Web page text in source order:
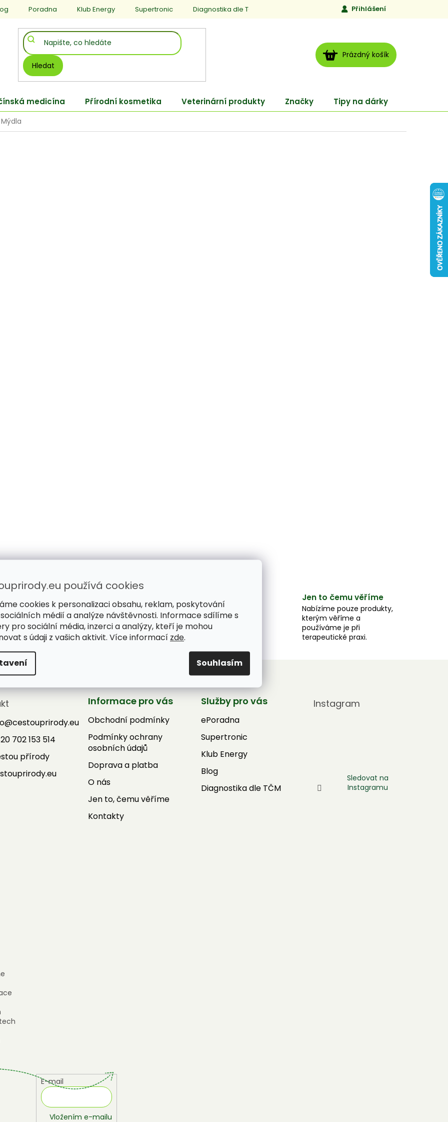
používá cookies
cookies k personalizaci obsahu, reklam, poskytování
médií a analýze návštěvnosti. Informace sdílíme s
pro sociální média, inzerci a analýzy, kteří je mohou
s údaji z vašich aktivit. Více informací zde.
Souhlasím
Poradna Klub Energy Supertronic Diagnostika dle TCM Jen to, čemu věříme
Přihlášení
Hledat
NÁKUPNÍ
KOŠÍK
Prázdný košík
medicína Přírodní kosmetika Veterinární produkty Značky Tipy na dárky
Mýdla
Diagnostika dle tradiční
čínské medicíny
Hledáme příčinu problémů,
nepotlačujeme jen příznaky.
Přijďte, poradíme
osobně
Poradíme, ochutnáte,
vyberete si s jistotou.
Jen to čemu věříme
Nabízíme pouze produkty,
kterým věříme a
používáme je při
terapeutické praxi.
@cestouprirody.eu
702 153 514
přírody
Informace pro vás
Obchodní podmínky
Podmínky ochrany
osobních údajů
Doprava a platba
O nás
Jen to, čemu věříme
Kontakty
Služby pro vás
ePoradna
Supertronic
Klub Energy
Blog
Diagnostika dle TČM
Instagram
Sledovat na
Instagramu
E-mail
Vložením e-mailu